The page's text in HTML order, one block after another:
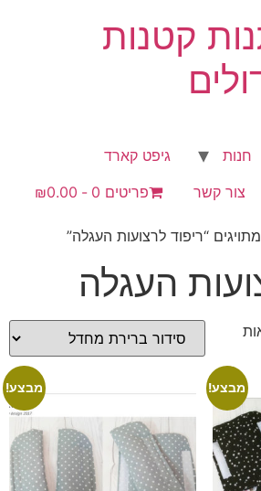
קטנות
חנות
גיפט קארד
צור קשר פריטים 0 ₪0.00
“ריפוד לרצועות העגלה”
העגלה
מבצע! מבצע!